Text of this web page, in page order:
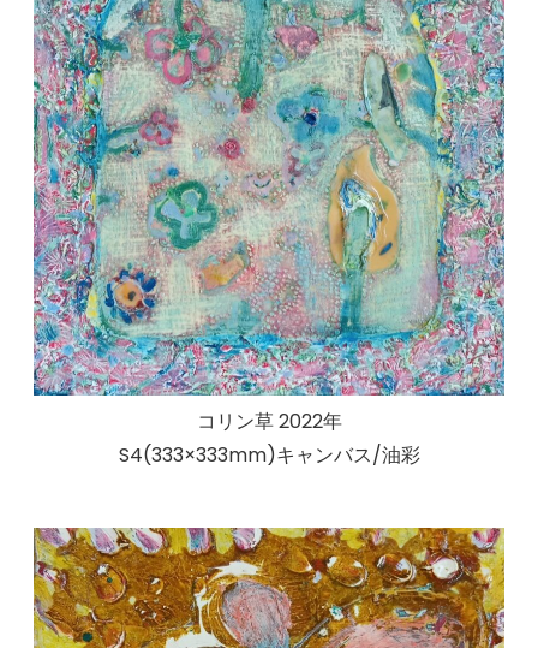
コリン草 2022年
S4(333×333mm)キャンバス/油彩